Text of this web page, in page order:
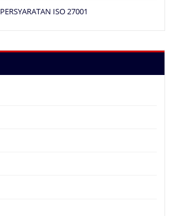
PERSYARATAN ISO 27001